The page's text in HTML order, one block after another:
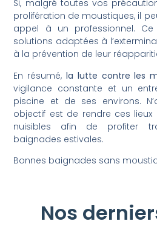
Si, malgré toutes vos
prolifération de moustiques, il
appel à un professionnel.
solutions adaptées à
à la prévention de leur
En résumé, la lutte contre les
vigilance constante et un
piscine et de ses environs.
objectif est de rendre ces
nuisibles afin de profiter
baignades estivales.
Bonnes baignades sans
Nos